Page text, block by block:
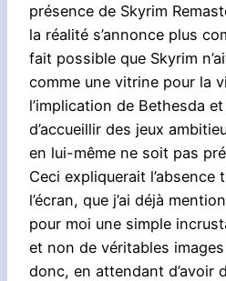
présence de Skyrim
la réalité s’annonce plus
fait possible que Skyrim
comme une vitrine pour la
l’implication de Bethesda
d’accueillir des jeux
en lui-même ne soit pas
Ceci expliquerait l’absence
l’écran, que j’ai déjà
pour moi une simple
et non de véritables
donc, en attendant d’avoir